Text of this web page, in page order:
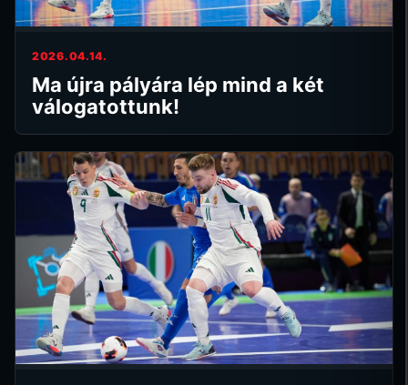
2026.04.14.
Ma újra pályára lép mind a két
válogatottunk!